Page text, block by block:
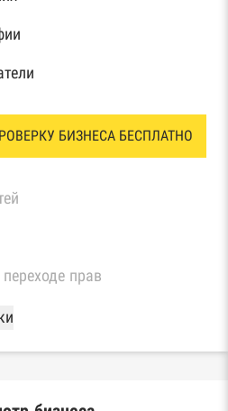
БИЗНЕСА БЕСПЛАТНО
прав
Федеральной